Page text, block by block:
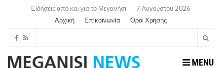
Ειδήσεις από και για το Μεγανήσι
7 Αυγούστου 2026
Αρχική
Επικοινωνία Όροι Χρήσης
MENU